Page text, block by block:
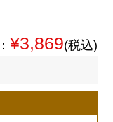
¥3,869(税込)